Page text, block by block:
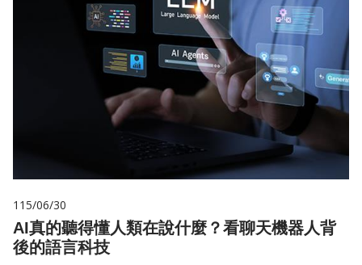
115/06/30
AI真的聽得懂人類在說什麼？看聊天機器人背
後的語言科技